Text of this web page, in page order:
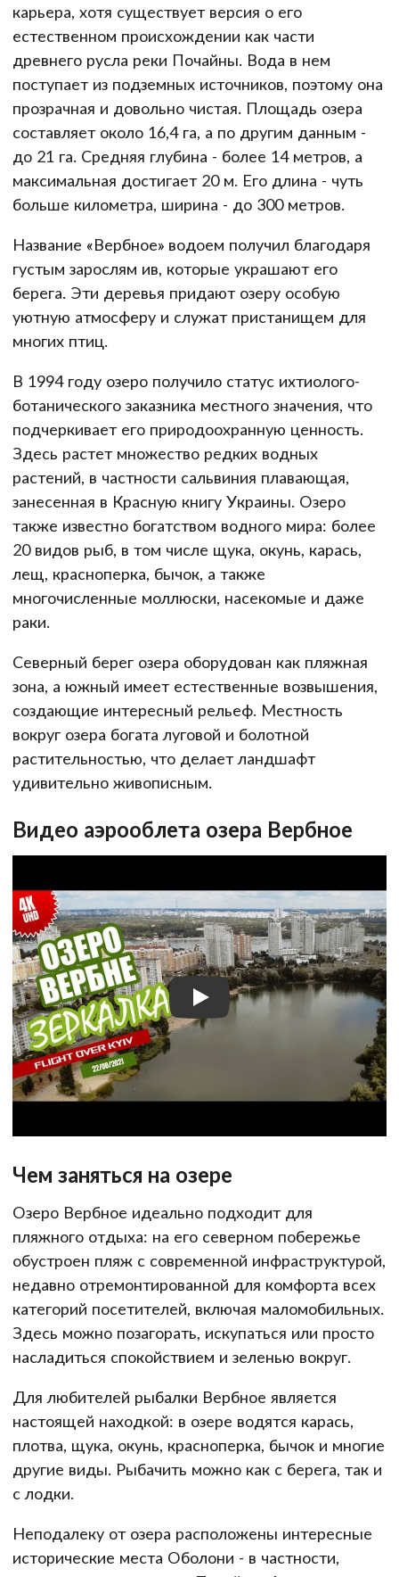
карьера, хотя существует версия о его
естественном происхождении как части
древнего русла реки Почайны. Вода в нем
поступает из подземных источников, поэтому она
прозрачная и довольно чистая. Площадь озера
составляет около 16,4 га, а по другим данным -
до 21 га. Средняя глубина - более 14 метров, а
максимальная достигает 20 м. Его длина - чуть
больше километра, ширина - до 300 метров.
Название «Вербное» водоем получил благодаря
густым зарослям ив, которые украшают его
берега. Эти деревья придают озеру особую
уютную атмосферу и служат пристанищем для
многих птиц.
В 1994 году озеро получило статус ихтиолого-
ботанического заказника местного значения, что
подчеркивает его природоохранную ценность.
Здесь растет множество редких водных
растений, в частности сальвиния плавающая,
занесенная в Красную книгу Украины. Озеро
также известно богатством водного мира: более
20 видов рыб, в том числе щука, окунь, карась,
лещ, красноперка, бычок, а также
многочисленные моллюски, насекомые и даже
раки.
Северный берег озера оборудован как пляжная
зона, а южный имеет естественные возвышения,
создающие интересный рельеф. Местность
вокруг озера богата луговой и болотной
растительностью, что делает ландшафт
удивительно живописным.
Видео аэрооблета озера Вербное
Чем заняться на озере
Озеро Вербное идеально подходит для
пляжного отдыха: на его северном побережье
обустроен пляж с современной инфраструктурой,
недавно отремонтированной для комфорта всех
категорий посетителей, включая маломобильных.
Здесь можно позагорать, искупаться или просто
насладиться спокойствием и зеленью вокруг.
Для любителей рыбалки Вербное является
настоящей находкой: в озере водятся карась,
плотва, щука, окунь, красноперка, бычок и многие
другие виды. Рыбачить можно как с берега, так и
с лодки.
Неподалеку от озера расположены интересные
исторические места Оболони - в частности,